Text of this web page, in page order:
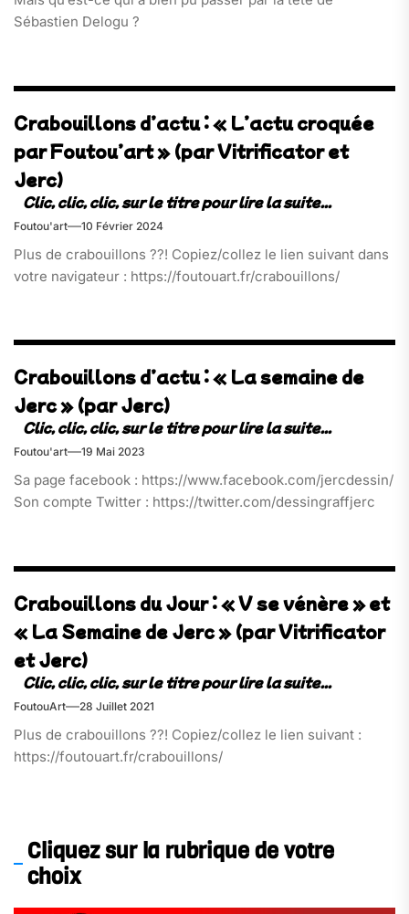
Sébastien Delogu ?
Crabouillons d’actu : « L’actu croquée
par Foutou’art » (par Vitrificator et
Jerc)
Foutou'art 10 Février 2024
Plus de crabouillons ??! Copiez/collez le lien suivant dans
votre navigateur : https://foutouart.fr/crabouillons/
Crabouillons d’actu : « La semaine de
Jerc » (par Jerc)
Foutou'art 19 Mai 2023
Sa page facebook : https://www.facebook.com/jercdessin/
Son compte Twitter : https://twitter.com/dessingraffjerc
Crabouillons du Jour : « V se vénère » et
« La Semaine de Jerc » (par Vitrificator
et Jerc)
FoutouArt 28 Juillet 2021
Plus de crabouillons ??! Copiez/collez le lien suivant :
https://foutouart.fr/crabouillons/
Cliquez sur la rubrique de votre
choix